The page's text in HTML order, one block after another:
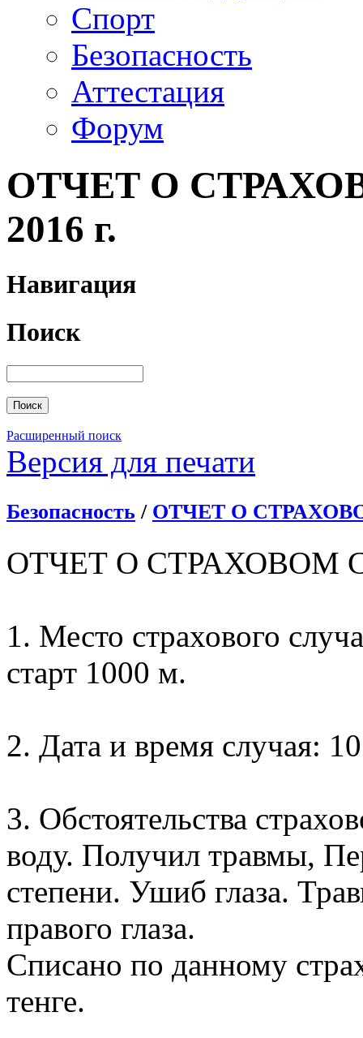
Спорт
Безопасность
Аттестация
Форум
ОТЧЕТ О
2016 г.
Навигация
Поиск
Расширенный поиск
Версия для печати
Безопасность / ОТЧЕТ О
ОТЧЕТ О СТРАХОВОМ
1. Место страхового
старт 1000 м.
2. Дата и время случая:
3. Обстоятельства
воду. Получил травмы,
степени. Ушиб глаза.
правого глаза.
Списано по данному
тенге.